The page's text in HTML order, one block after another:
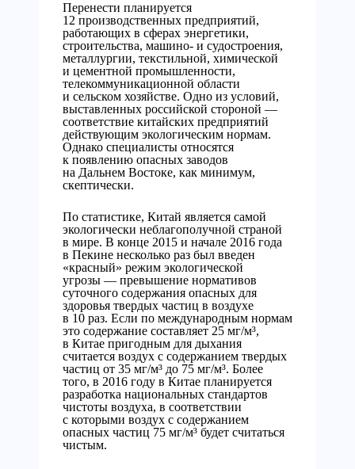
Перенести планируется
12 производственных предприятий,
работающих в сферах энергетики,
строительства, машино- и судостроения,
металлургии, текстильной, химической
и цементной промышленности,
телекоммуникационной области
и сельском хозяйстве. Одно из условий,
выставленных российской стороной —
соответствие китайских предприятий
действующим экологическим нормам.
Однако специалисты относятся
к появлению опасных заводов
на Дальнем Востоке, как минимум,
скептически.
По статистике, Китай является самой
экологически неблагополучной страной
в мире. В конце 2015 и начале 2016 года
в Пекине несколько раз был введен
«красный» режим экологической
угрозы — превышение нормативов
суточного содержания опасных для
здоровья твердых частиц в воздухе
в 10 раз. Если по международным нормам
это содержание составляет 25 мг/м³,
в Китае пригодным для дыхания
считается воздух с содержанием твердых
частиц от 35 мг/м³ до 75 мг/м³. Более
того, в 2016 году в Китае планируется
разработка национальных стандартов
чистоты воздуха, в соответствии
с которыми воздух с содержанием
опасных частиц 75 мг/м³ будет считаться
чистым.